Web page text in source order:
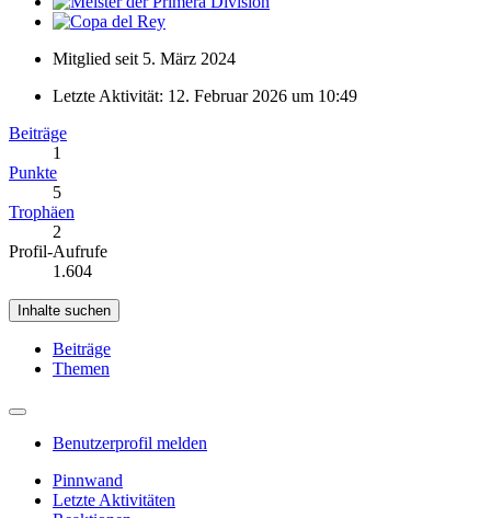
Mitglied seit 5. März 2024
Letzte Aktivität: 12. Februar 2026 um 10:49
Beiträge
1
Punkte
5
Trophäen
2
Profil-Aufrufe
1.604
Inhalte suchen
Beiträge
Themen
Benutzerprofil melden
Pinnwand
Letzte Aktivitäten